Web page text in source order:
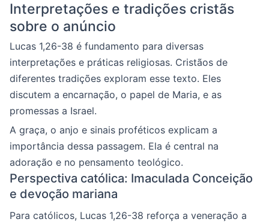
Interpretações e tradições cristãs
sobre o anúncio
Lucas 1,26-38 é fundamento para diversas
interpretações e práticas religiosas. Cristãos de
diferentes tradições exploram esse texto. Eles
discutem a encarnação, o papel de Maria, e as
promessas a Israel.
A graça, o anjo e sinais proféticos explicam a
importância dessa passagem. Ela é central na
adoração e no pensamento teológico.
Perspectiva católica: Imaculada Conceição
e devoção mariana
Para católicos, Lucas 1,26-38 reforça a veneração a